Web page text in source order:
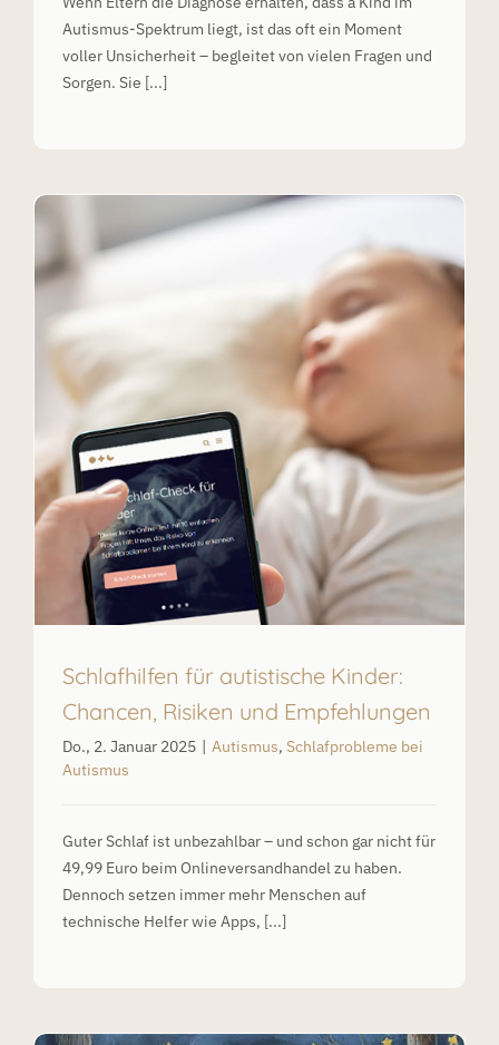
Autismus-Spektrum liegt, ist das oft ein Moment
voller Unsicherheit – begleitet von vielen Fragen und
Sorgen. Sie [...]
Schlafhilfen für autistische Kinder:
Chancen, Risiken und Empfehlungen
Do., 2. Januar 2025 | Autismus, Schlafprobleme bei
Autismus
Guter Schlaf ist unbezahlbar – und schon gar nicht für
49,99 Euro beim Onlineversandhandel zu haben.
Dennoch setzen immer mehr Menschen auf
technische Helfer wie Apps, [...]